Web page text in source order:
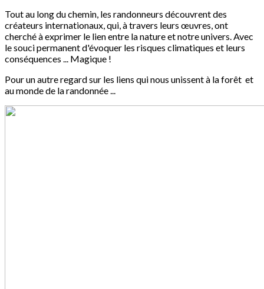
Tout au long du chemin, les randonneurs découvrent des
créateurs internationaux, qui, à travers leurs œuvres, ont
cherché à exprimer le lien entre la nature et notre univers. Avec
le souci permanent d'évoquer les risques climatiques et leurs
conséquences ... Magique !
Pour un autre regard sur les liens qui nous unissent à la forêt et
au monde de la randonnée ...